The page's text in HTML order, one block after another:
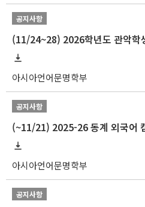
공지사항
아시아언어문명학부
공지사항
(~11/21) 2025-26 동계 외국어
아시아언어문명학부
공지사항